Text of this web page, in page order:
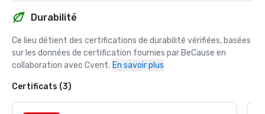
Durabilité
Ce lieu détient des certifications de durabilité vérifiées, basées
sur les données de certification fournies par BeCause en
collaboration avec Cvent. En savoir plus
Certificats (3)